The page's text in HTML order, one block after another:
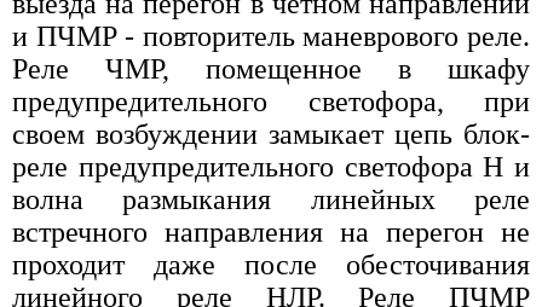
и ПЧМР - повторитель маневрового реле.
Реле ЧМР, помещенное в шкафу
предупредительного светофора, при
своем возбуждении замыкает цепь блок-
реле предупредительного светофора Н и
волна размыкания линейных реле
встречного направления на перегон не
проходит даже после обесточивания
линейного реле НЛР. Реле ПЧМР